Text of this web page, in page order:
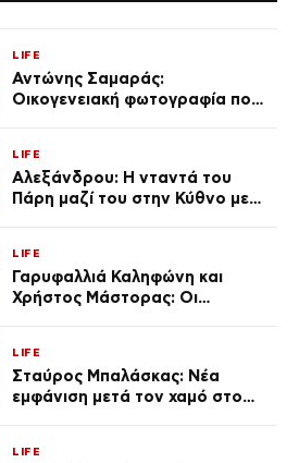
LIFE
Αντώνης Σαμαράς:
Οικογενειακή φωτογραφία που
Λένας
LIFE
Αλεξάνδρου: Η νταντά του
Πάρη μαζί του στην Κύθνο με
LIFE
Γαρυφαλλιά Καληφώνη και
Χρήστος Μάστορας: Οι
απαρατήρητη
LIFE
Σταύρος Μπαλάσκας: Νέα
εμφάνιση μετά τον χαμό στο
LIFE